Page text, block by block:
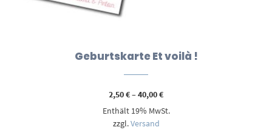
Geburtskarte Et voilà !
2,50€–40,00€Preisspanne:
bis
Enthält 19% MwSt.
zzgl.Versand